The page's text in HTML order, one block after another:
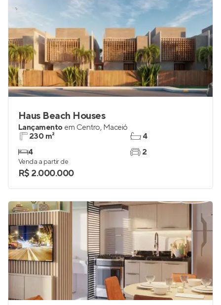
Haus Beach Houses
Lançamento em Centro, Maceió
230 m²
4
4
2
Venda a partir de
R$ 2.000.000